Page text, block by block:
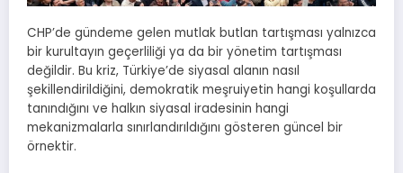
CHP’de gündeme gelen mutlak butlan tartışması yalnızca
bir kurultayın geçerliliği ya da bir yönetim tartışması
değildir. Bu kriz, Türkiye’de siyasal alanın nasıl
şekillendirildiğini, demokratik meşruiyetin hangi koşullarda
tanındığını ve halkın siyasal iradesinin hangi
mekanizmalarla sınırlandırıldığını gösteren güncel bir
örnektir.